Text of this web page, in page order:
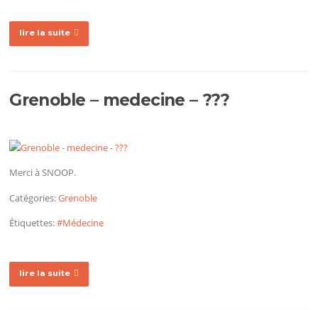
lire la suite
Grenoble – medecine – ???
Merci à SNOOP.
Catégories:Grenoble
Étiquettes:#Médecine
lire la suite